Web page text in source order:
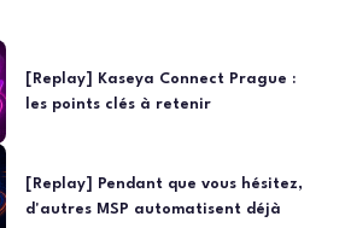
[Replay] Kaseya Connect Prague :
les points clés à retenir
[Replay] Pendant que vous hésitez,
d'autres MSP automatisent déjà